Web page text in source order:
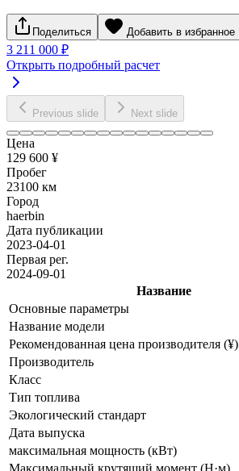
Поделиться Добавить в избранное
3 211 000 ₽
Открыть подробный расчет
Previous slide Next slide
Цена
129 600 ¥
Пробег
23100 км
Город
haerbin
Дата публикации
2023-04-01
Первая рег.
2024-09-01
Название
Основные параметры
Название модели
Рекомендованная цена производителя (¥)
Производитель
Класс
Тип топлива
Экологический стандарт
Дата выпуска
максимальная мощность (кВт)
Максимальный крутящий момент (Н·м)